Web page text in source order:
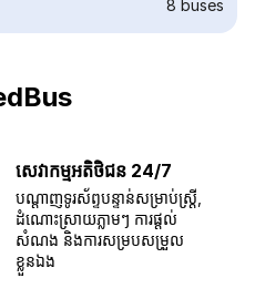
8 buses
សេវាកម្មអតិថិជន 24/7
បណ្តាញទូរស័ព្ទបន្ទាន់សម្រាប់ស្ត្រី,
ដំណោះស្រាយភ្លាមៗ ការផ្តល់
សំណង និងការសម្របសម្រួល
ខ្លួនឯង